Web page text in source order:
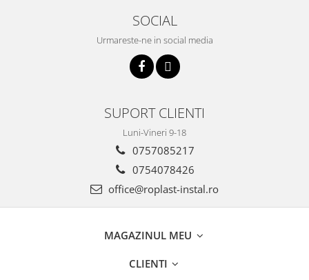
SOCIAL
Urmareste-ne in social media
SUPORT CLIENTI
Luni-Vineri 9-18
0757085217
0754078426
office@roplast-instal.ro
MAGAZINUL MEU
CLIENTI